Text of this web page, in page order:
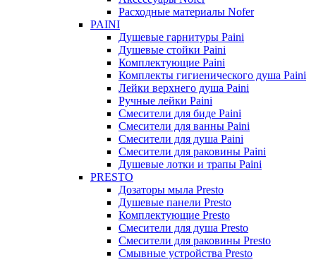
Расходные материалы Nofer
PAINI
Душевые гарнитуры Paini
Душевые стойки Paini
Комплектующие Paini
Комплекты гигиенического душа Paini
Лейки верхнего душа Paini
Ручные лейки Paini
Смесители для биде Paini
Смесители для ванны Paini
Смесители для душа Paini
Смесители для раковины Paini
Душевые лотки и трапы Paini
PRESTO
Дозаторы мыла Presto
Душевые панели Presto
Комплектующие Presto
Смесители для душа Presto
Смесители для раковины Presto
Смывные устройства Presto